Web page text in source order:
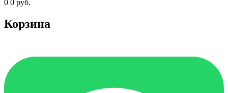
0 0 руб.
Корзина